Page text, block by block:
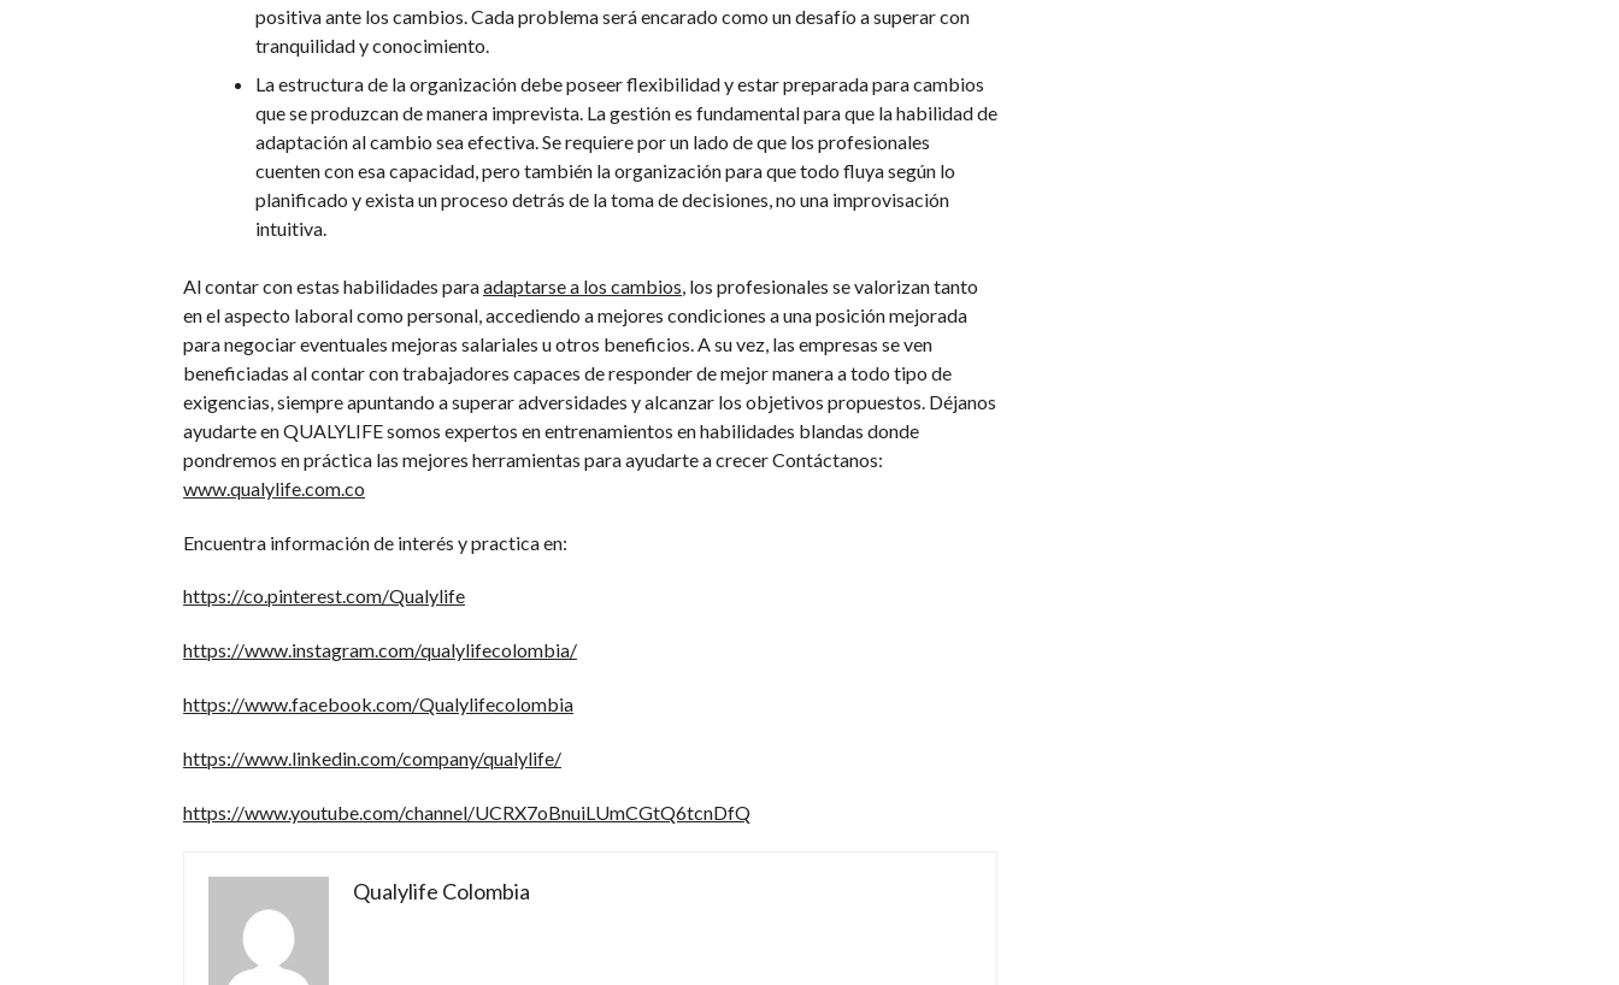
positiva ante los cambios. Cada problema será encarado como un desafío a superar con
tranquilidad y conocimiento.
La estructura de la organización debe poseer flexibilidad y estar preparada para cambios
que se produzcan de manera imprevista. La gestión es fundamental para que la habilidad de
adaptación al cambio sea efectiva. Se requiere por un lado de que los profesionales
cuenten con esa capacidad, pero también la organización para que todo fluya según lo
planificado y exista un proceso detrás de la toma de decisiones, no una improvisación
intuitiva.
Al contar con estas habilidades paraadaptarse a los cambios, los profesionales se valorizan tanto
en el aspecto laboral como personal, accediendo a mejores condiciones a una posición mejorada
para negociar eventuales mejoras salariales u otros beneficios. A su vez, las empresas se ven
beneficiadas al contar con trabajadores capaces de responder de mejor manera a todo tipo de
exigencias, siempre apuntando a superar adversidades y alcanzar los objetivos propuestos. Déjanos
ayudarte en QUALYLIFE somos expertos en entrenamientos en habilidades blandas donde
pondremos en práctica las mejores herramientas para ayudarte a crecer Contáctanos:
www.qualylife.com.co
Encuentra información de interés y practica en:
https://co.pinterest.com/Qualylife
https://www.instagram.com/qualylifecolombia/
https://www.facebook.com/Qualylifecolombia
https://www.linkedin.com/company/qualylife/
https://www.youtube.com/channel/UCRX7oBnuiLUmCGtQ6tcnDfQ
Qualylife Colombia